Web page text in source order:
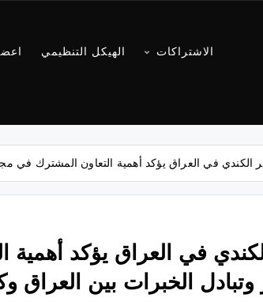
الاشتراكات الهيكل التنظيمي
الكندي في العراق يؤكد أهمية التعاون المشترك في
في العراق يؤكد
وتبادل الخبرات بين العراق